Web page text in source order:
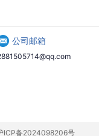
公司邮箱
ICP备2024098206号